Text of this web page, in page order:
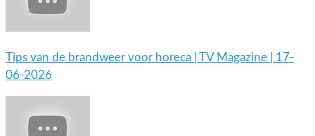
Tips van de brandweer voor horeca | TV Magazine | 17-
06-2026